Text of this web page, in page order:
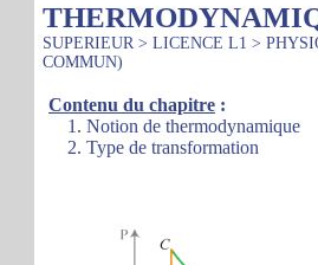
SUPERIEUR> LICENCE L1 >
COMMUN)
Contenu du chapitre :
1. Notion de thermodynamique
2. Type de transformation